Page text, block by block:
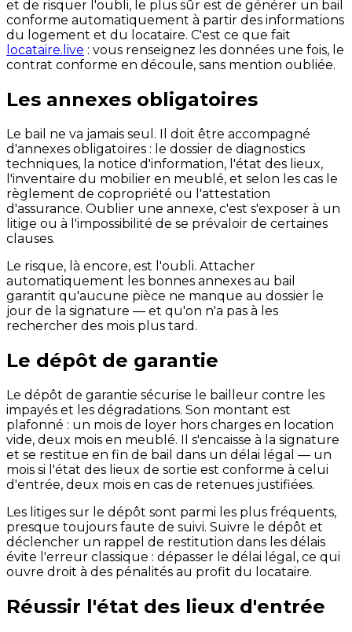
et de risquer l'oubli, le plus sûr est de générer un bail
conforme automatiquement à partir des informations
du logement et du locataire. C'est ce que fait
locataire.live : vous renseignez les données une fois, le
contrat conforme en découle, sans mention oubliée.
Les annexes obligatoires
Le bail ne va jamais seul. Il doit être accompagné
d'annexes obligatoires : le dossier de diagnostics
techniques, la notice d'information, l'état des lieux,
l'inventaire du mobilier en meublé, et selon les cas le
règlement de copropriété ou l'attestation
d'assurance. Oublier une annexe, c'est s'exposer à un
litige ou à l'impossibilité de se prévaloir de certaines
clauses.
Le risque, là encore, est l'oubli. Attacher
automatiquement les bonnes annexes au bail
garantit qu'aucune pièce ne manque au dossier le
jour de la signature — et qu'on n'a pas à les
rechercher des mois plus tard.
Le dépôt de garantie
Le dépôt de garantie sécurise le bailleur contre les
impayés et les dégradations. Son montant est
plafonné : un mois de loyer hors charges en location
vide, deux mois en meublé. Il s'encaisse à la signature
et se restitue en fin de bail dans un délai légal — un
mois si l'état des lieux de sortie est conforme à celui
d'entrée, deux mois en cas de retenues justifiées.
Les litiges sur le dépôt sont parmi les plus fréquents,
presque toujours faute de suivi. Suivre le dépôt et
déclencher un rappel de restitution dans les délais
évite l'erreur classique : dépasser le délai légal, ce qui
ouvre droit à des pénalités au profit du locataire.
Réussir l'état des lieux d'entrée